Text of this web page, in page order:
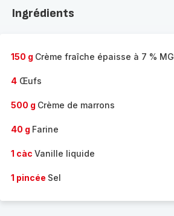
gamme
Ingrédients
150 g Crème fraîche épaisse à 7 % MG
4 Œufs
500 g Crème de marrons
40 g Farine
1 càc Vanille liquide
1 pincée Sel